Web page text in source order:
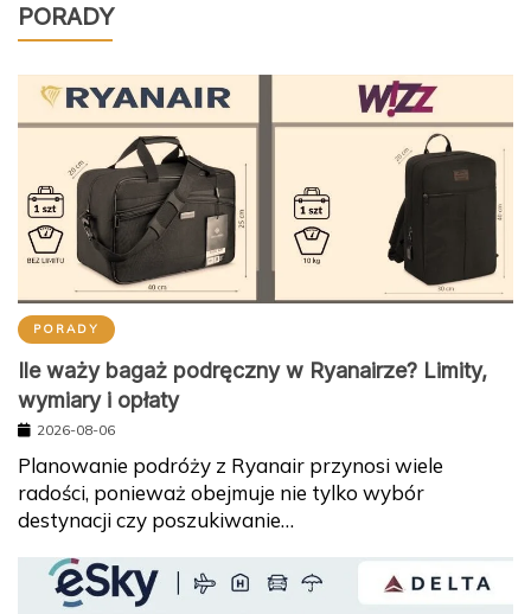
PORADY
PORADY
Ile waży bagaż podręczny w Ryanairze? Limity,
wymiary i opłaty
2026-08-06
Planowanie podróży z Ryanair przynosi wiele
radości, ponieważ obejmuje nie tylko wybór
destynacji czy poszukiwanie…